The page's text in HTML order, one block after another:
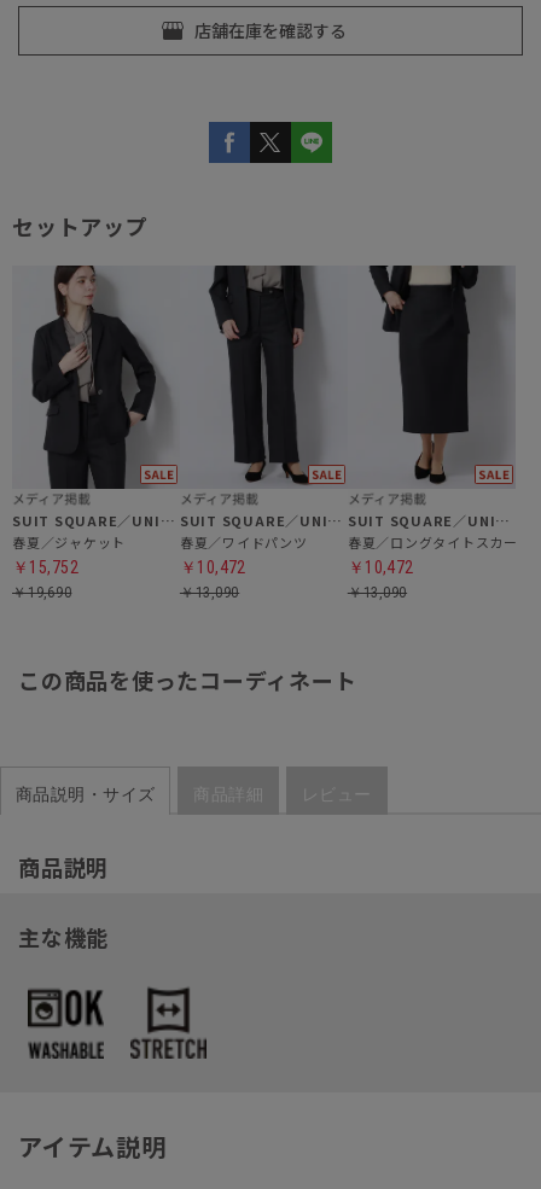
セットアップ
SUIT SQUARE／UNIVERSAL LANGUAGE／WHITE
春夏／ジャケット
￥15,752
￥19,690
SUIT SQUARE／UNIVERSAL LANGUAGE／WHITE
春夏／ワイドパンツ
￥10,472
￥13,090
SUIT SQUARE／UNIVERSAL LANGUAGE／WHITE
春夏／ロングタイトスカート
￥10,472
￥13,090
この商品を使ったコーディネート
商品説明・サイズ 商品詳細 レビュー
商品説明
主な機能
アイテム説明